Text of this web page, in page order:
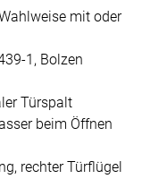
mit oder
1, Bolzen
Türspalt
beim Öffnen
rechter Türflügel